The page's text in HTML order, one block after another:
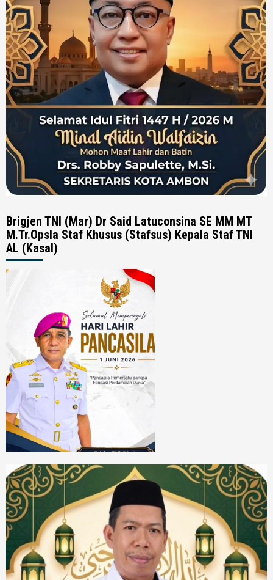
Brigjen TNI (Mar) Dr Said Latuconsina SE MM MT
M.Tr.Opsla Staf Khusus (Stafsus) Kepala Staf TNI
AL (Kasal)